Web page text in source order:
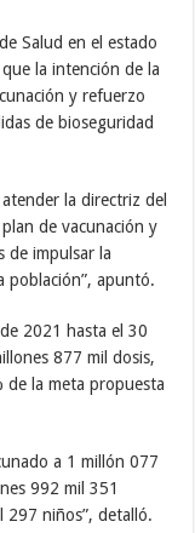
Salud en el estado
la intención de la
y refuerzo
de bioseguridad
la directriz del
de vacunación y
de impulsar la
población”, apuntó.
2021 hasta el 30
877 mil dosis,
de la meta propuesta
a 1 millón 077
992 mil 351
297 niños”, detalló.